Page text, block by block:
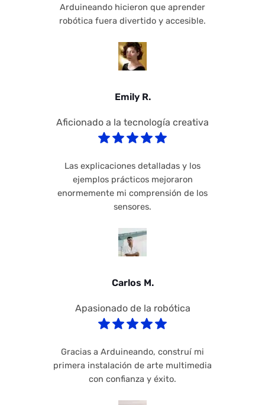
Arduineando hicieron que aprender
robótica fuera divertido y accesible.
Emily R.
Aficionado a la tecnología creativa
Las explicaciones detalladas y los
ejemplos prácticos mejoraron
enormemente mi comprensión de los
sensores.
Carlos M.
Apasionado de la robótica
Gracias a Arduineando, construí mi
primera instalación de arte multimedia
con confianza y éxito.